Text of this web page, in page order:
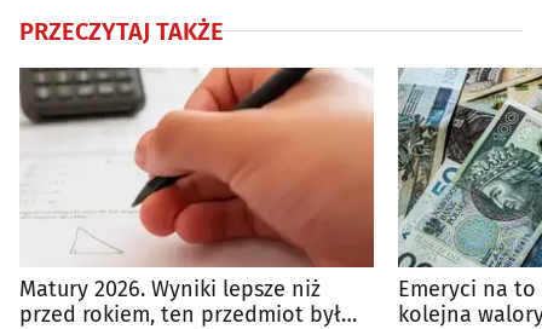
PRZECZYTAJ TAKŻE
Matury 2026. Wyniki lepsze niż
przed rokiem, ten przedmiot był
Emeryci na to
kolejna